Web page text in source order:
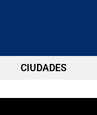
CIUDADES